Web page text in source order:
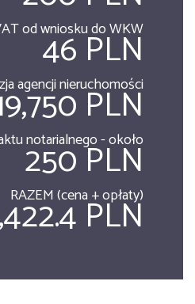
od wniosku do WKW
46 PLN
agencji nieruchomości
PLN
notarialnego - około
250 PLN
RAZEM (cena + opłaty)
PLN